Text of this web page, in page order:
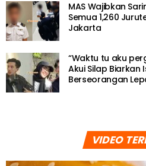
MAS Wajibkan
Semua 1,260
Jakarta
“Waktu tu aku
Akui Silap Biarkan
Berseorangan
VIDEO